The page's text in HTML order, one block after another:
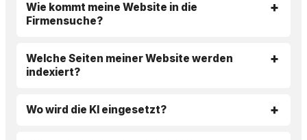
Wie kommt meine Website in die
Firmensuche?
Welche Seiten meiner Website werden
indexiert?
Wo wird die KI eingesetzt?